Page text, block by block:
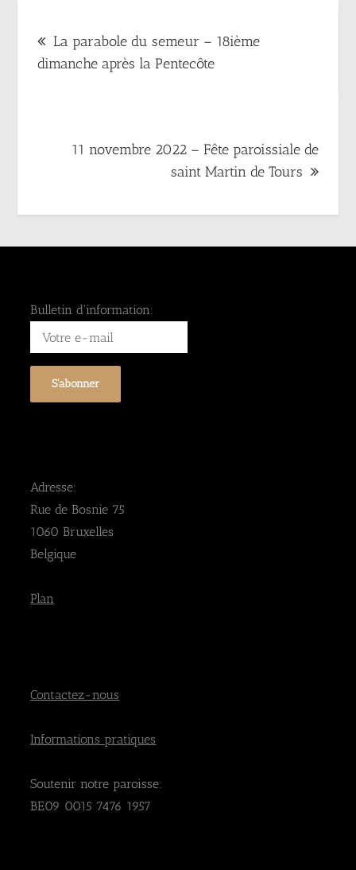
de
La parabole du semeur – 18ième
dimanche après la Pentecôte
11 novembre 2022 – Fête paroissiale de
saint Martin de Tours
Bulletin d'information:
Adresse:
Rue de Bosnie 75
1060 Bruxelles
Belgique
Plan
Contactez-nous
Informations pratiques
Soutenir notre paroisse:
BE09 0015 7476 1957